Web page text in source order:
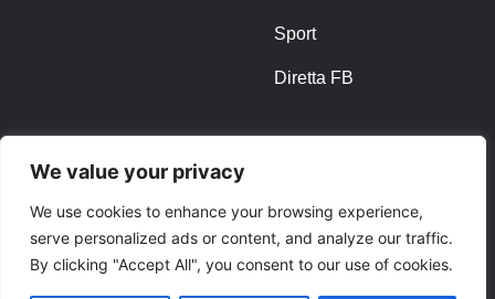
We value your privacy
We use cookies to enhance your browsing experience,
serve personalized ads or content, and analyze our traffic.
By clicking "Accept All", you consent to our use of cookies.
Sport
Diretta FB
Privacy Policy